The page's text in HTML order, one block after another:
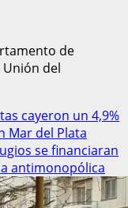
de
Unión del
cayeron un 4,9%
Mar del Plata
se financiaran
antimonopólica